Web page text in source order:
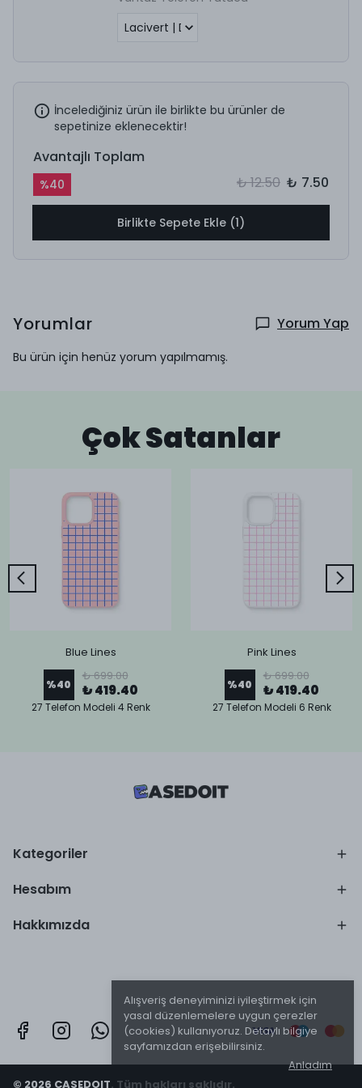
Alışveriş deneyiminizi iyileştirmek için
yasal düzenlemelere uygun çerezler
(cookies) kullanıyoruz. Detaylı bilgiye
sayfamızdan erişebilirsiniz.
Anladım
İncelediğiniz ürün ile birlikte bu ürünler de
sepetinize eklenecektir!
Avantajlı Toplam
%40 ₺ 12.50 ₺ 7.50
Birlikte Sepete Ekle (1)
Yorumlar Yorum Yap
Bu ürün için henüz yorum yapılmamış.
Çok Satanlar
Blue Lines
%40
₺ 699.00
₺ 419.40
27 Telefon Modeli 4 Renk
Pink Lines
%40
₺ 699.00
₺ 419.40
27 Telefon Modeli 6 Renk
Kategoriler
Hesabım
Hakkımızda
© 2026 CASEDOIT. Tüm hakları saklıdır.